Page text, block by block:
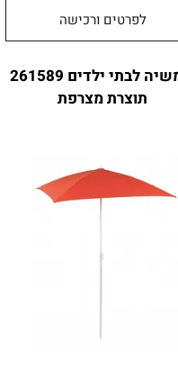
לפרטים ורכישה
שמשיה לבתי ילדים 261589
תוצרת מצרפת